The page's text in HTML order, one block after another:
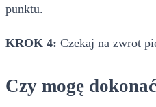
punktu.
KROK 4: Czekaj na zwrot
Czy mogę